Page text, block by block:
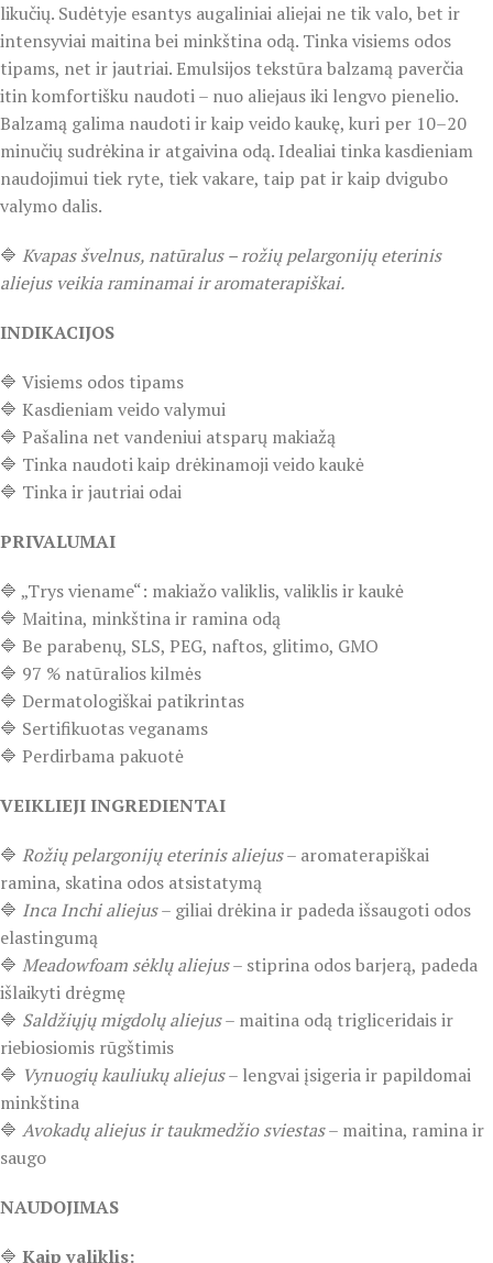
likučių. Sudėtyje esantys augaliniai aliejai ne tik valo, bet ir
intensyviai maitina bei minkština odą. Tinka visiems odos
tipams, net ir jautriai. Emulsijos tekstūra balzamą paverčia
itin komfortišku naudoti – nuo aliejaus iki lengvo pienelio.
Balzamą galima naudoti ir kaip veido kaukę, kuri per 10–20
minučių sudrėkina ir atgaivina odą. Idealiai tinka kasdieniam
naudojimui tiek ryte, tiek vakare, taip pat ir kaip dvigubo
valymo dalis.
🔷 Kvapas švelnus, natūralus – rožių pelargonijų eterinis
aliejus veikia raminamai ir aromaterapiškai.
INDIKACIJOS
🔷 Visiems odos tipams
🔷 Kasdieniam veido valymui
🔷 Pašalina net vandeniui atsparų makiažą
🔷 Tinka naudoti kaip drėkinamoji veido kaukė
🔷 Tinka ir jautriai odai
PRIVALUMAI
🔷 „Trys viename“: makiažo valiklis, valiklis ir kaukė
🔷 Maitina, minkština ir ramina odą
🔷 Be parabenų, SLS, PEG, naftos, glitimo, GMO
🔷 97 % natūralios kilmės
🔷 Dermatologiškai patikrintas
🔷 Sertifikuotas veganams
🔷 Perdirbama pakuotė
VEIKLIEJI INGREDIENTAI
🔷 Rožių pelargonijų eterinis aliejus– aromaterapiškai
ramina, skatina odos atsistatymą
🔷 Inca Inchi aliejus– giliai drėkina ir padeda išsaugoti odos
elastingumą
🔷 Meadowfoam sėklų aliejus– stiprina odos barjerą, padeda
išlaikyti drėgmę
🔷 Saldžiųjų migdolų aliejus– maitina odą trigliceridais ir
riebiosiomis rūgštimis
🔷 Vynuogių kauliukų aliejus– lengvai įsigeria ir papildomai
minkština
🔷 Avokadų aliejus ir taukmedžio sviestas– maitina, ramina ir
saugo
NAUDOJIMAS
🔷 Kaip valiklis: